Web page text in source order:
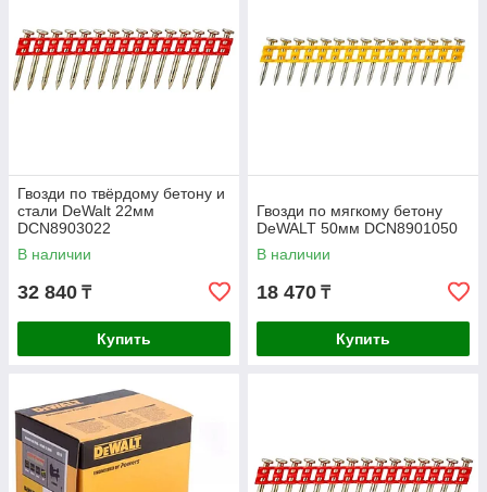
Гвозди по твёрдому бетону и
стали DeWalt 22мм
DCN8903022
В наличии
32 840 ₸
Купить
Гвозди по мягкому бетону
DeWALT 50мм DCN8901050
В наличии
18 470 ₸
Купить